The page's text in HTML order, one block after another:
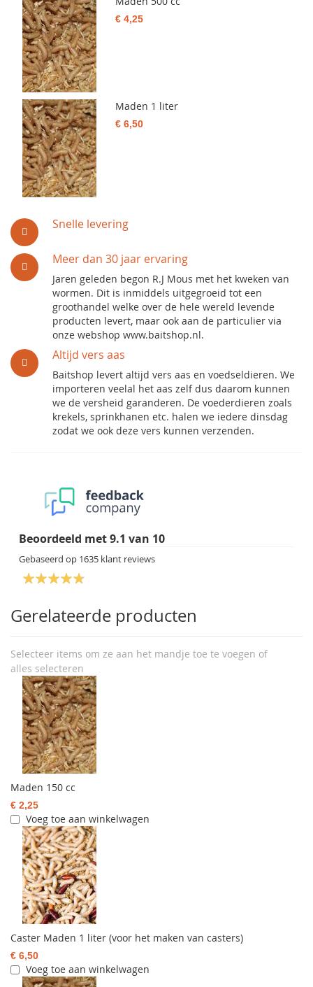
Snelle levering
Meer dan 30 jaar ervaring
Jaren geleden begon R.J Mous met het kweken van
wormen. Dit is inmiddels uitgegroeid tot een
groothandel welke over de hele wereld levende
producten levert, maar ook aan de particulier via
onze webshop www.baitshop.nl.
Altijd vers aas
Baitshop levert altijd vers aas en voedseldieren. We
importeren veelal het aas zelf dus daarom kunnen
we de versheid garanderen. De voederdieren zoals
krekels, sprinkhanen etc. halen we iedere dinsdag
zodat we ook deze vers kunnen verzenden.
Beoordeeld met9.1 van 10
Gebaseerd op 1635 klant reviews
Gerelateerde producten
Selecteer items om ze aan het mandje toe te voegen of
alles selecteren
Maden 150 cc
€ 2,25
Voeg toe aan winkelwagen
Caster Maden 1 liter (voor het maken van casters)
€ 6,50
Voeg toe aan winkelwagen
€ 4,25
Maden 1 liter
€ 6,50